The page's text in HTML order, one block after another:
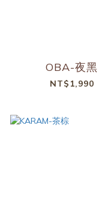
OBA-夜黑
NT$1,990